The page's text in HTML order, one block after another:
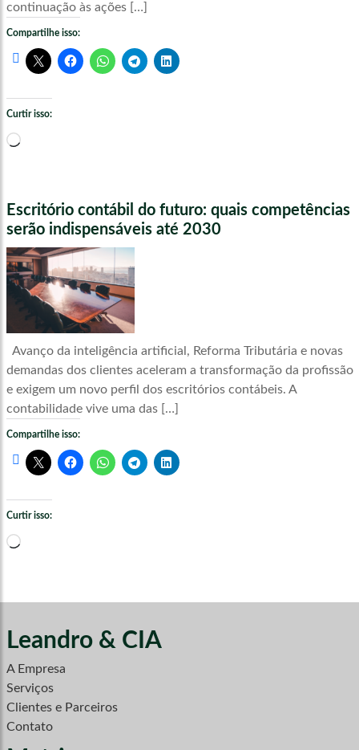
continuação às ações […]
Compartilhe isso:
Curtir isso:
Carregando...
Escritório contábil do futuro: quais competências
serão indispensáveis até 2030
Avanço da inteligência artificial, Reforma Tributária e novas
demandas dos clientes aceleram a transformação da profissão
e exigem um novo perfil dos escritórios contábeis. A
contabilidade vive uma das […]
Compartilhe isso:
Curtir isso:
Carregando...
Leandro & CIA
A Empresa
Serviços
Clientes e Parceiros
Contato